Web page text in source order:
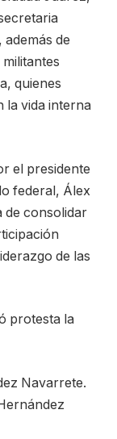
de
quienes
la vida interna
el presidente
federal, Álex
de consolidar
de las
protesta la
Navarrete.